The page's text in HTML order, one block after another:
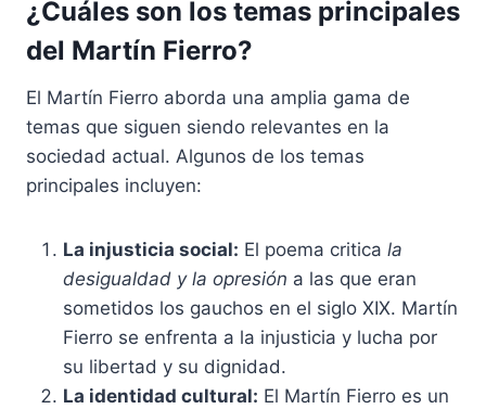
¿Cuáles son los temas principales
del Martín Fierro?
El Martín Fierro aborda una amplia gama de
temas que siguen siendo relevantes en la
sociedad actual. Algunos de los temas
principales incluyen:
La injusticia social: El poema critica la
desigualdad y la opresión a las que eran
sometidos los gauchos en el siglo XIX. Martín
Fierro se enfrenta a la injusticia y lucha por
su libertad y su dignidad.
La identidad cultural: El Martín Fierro es un